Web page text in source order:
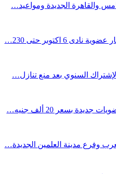
والقاهرة الجديدة ومواعيد…
6 اكتوبر حتى 230…
السنوي بعد منع تنازل…
بسعر 20 ألف جنيه…
وفرع مدينة العلمين الجديدة…